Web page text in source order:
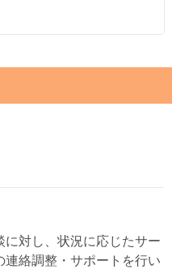
対し、状況に応じたサー
連絡調整・サポートを行い